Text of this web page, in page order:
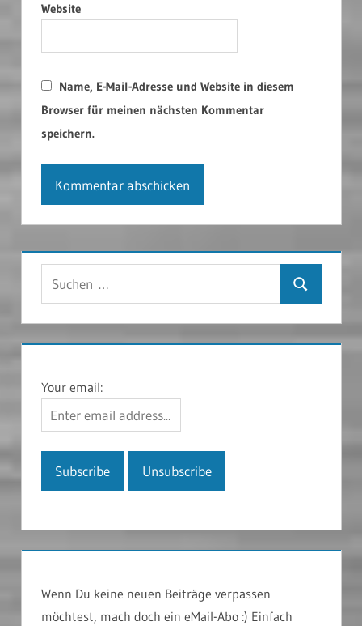
Website
Name, E-Mail-Adresse und Website in diesem
Browser für meinen nächsten Kommentar
speichern.
Suchen
Your email:
Wenn Du keine neuen Beiträge verpassen
möchtest, mach doch ein eMail-Abo :) Einfach